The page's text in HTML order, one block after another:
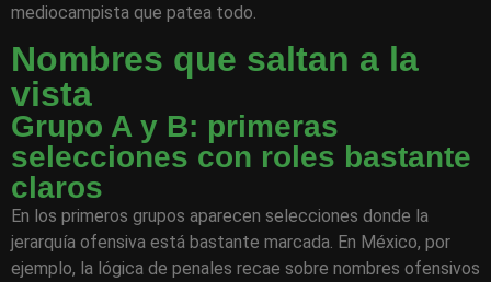
mediocampista que patea todo.
Nombres que saltan a la
vista
Grupo A y B: primeras
selecciones con roles bastante
claros
En los primeros grupos aparecen selecciones donde la
jerarquía ofensiva está bastante marcada. En México, por
ejemplo, la lógica de penales recae sobre nombres ofensivos